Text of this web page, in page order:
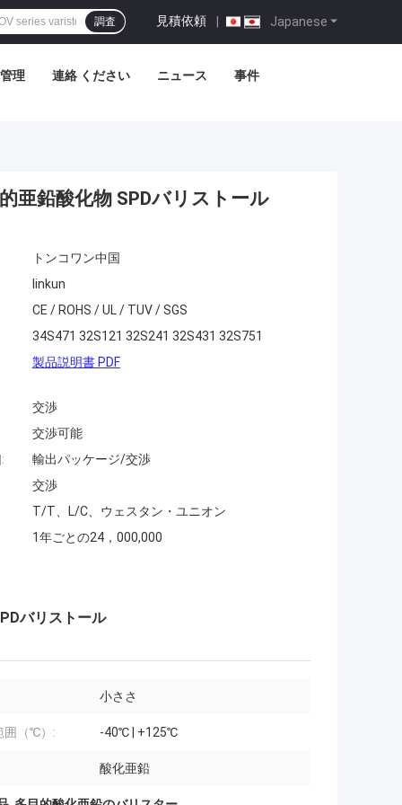
Japanese
見積依頼 |
調査
理 連絡 ください ニュース 事件
亜鉛酸化物 SPDバリストール
トンコワン中国
linkun
CE / ROHS / UL / TUV / SGS
34S471 32S121 32S241 32S431 32S751
製品説明書 PDF
交渉
交渉可能
輸出パッケージ/交渉
交渉
T/T、L/C、ウェスタン・ユニオン
1年ごとの24，000,000
バリストール
小ささ
囲（℃）: -40℃ | +125℃
酸化亜鉛